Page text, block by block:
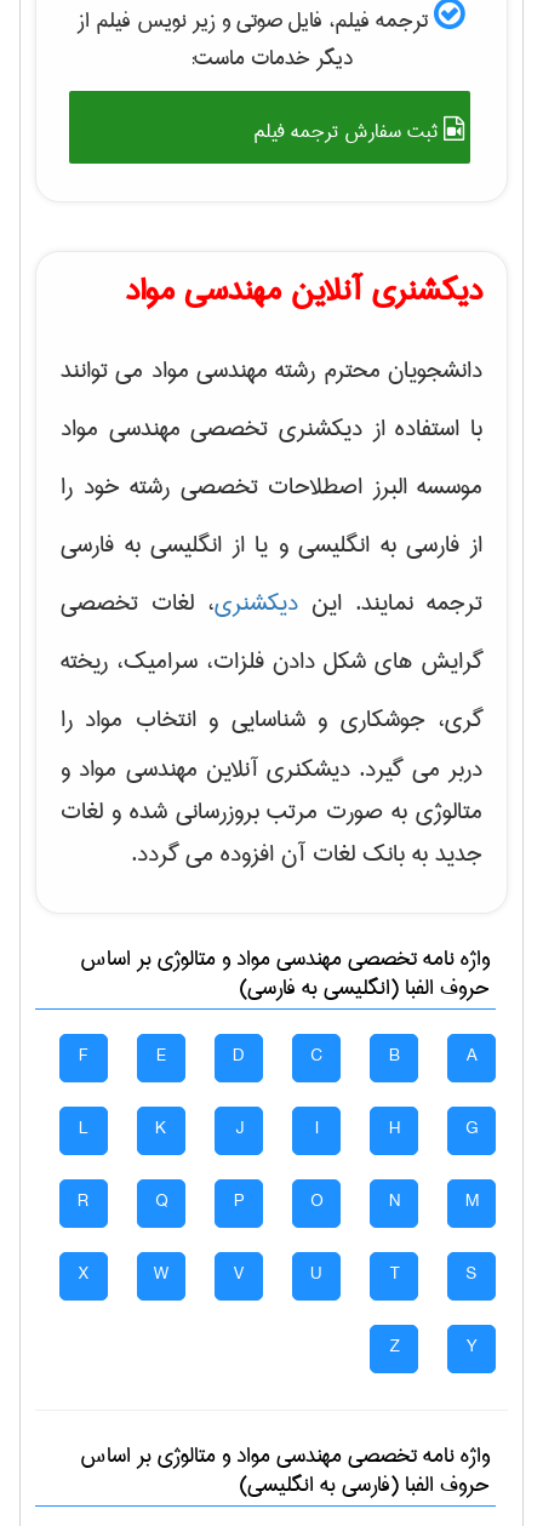
ترجمه فیلم، فایل صوتی و زیر نویس فیلم از
دیگر خدمات ماست:
ثبت سفارش ترجمه فیلم
دیکشنری آنلاین مهندسی مواد
دانشجویان محترم رشته مهندسی مواد می توانند
با استفاده از دیکشنری تخصصی مهندسی مواد
موسسه البرز اصطلاحات تخصصی رشته خود را
از فارسی به انگلیسی و یا از انگلیسی به فارسی
ترجمه نمایند. این دیکشنری، لغات تخصصی
گرایش های شکل دادن فلزات، سرامیک، ریخته
گری، جوشکاری و شناسایی و انتخاب مواد را
دربر می گیرد. دیشکنری آنلاین مهندسی مواد و
متالوژی به صورت مرتب بروزرسانی شده و لغات
جدید به بانک لغات آن افزوده می گردد.
واژه نامه تخصصیمهندسی مواد و متالوژیبر اساس
حروف الفبا (انگلیسی به فارسی)
A
B
C
D
E
F
G
H
I
J
K
L
M
N
O
P
Q
R
S
T
U
V
W
X
Y
Z
واژه نامه تخصصیمهندسی مواد و متالوژیبر اساس
حروف الفبا (فارسی به انگلیسی)